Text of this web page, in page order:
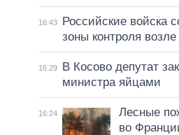
16:43
Российские войска
зоны контроля
16:29
В Косово депутат
министра яйцами
16:24
Лесные
во